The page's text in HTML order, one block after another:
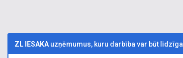
ZL IESAKA uzņēmumus, kuru darbība var būt līdzīga